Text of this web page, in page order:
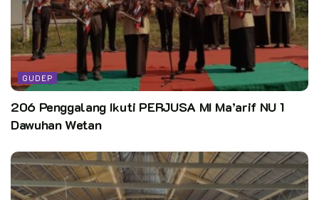
GUDEP
206 Penggalang Ikuti PERJUSA MI Ma’arif NU 1
Dawuhan Wetan